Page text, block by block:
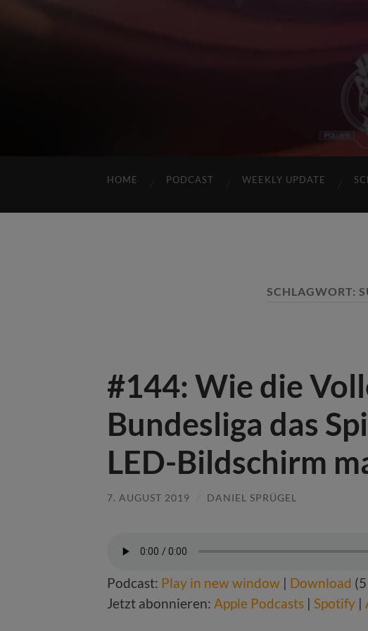
HOME PODCAST WEEKLY UPDATE
SCHLAGWORT:
#144: Wie die
Bundesliga das
LED-Bildschirm
7. AUGUST 2019 DANIEL SPRÜGEL
Podcast: Play in new window | Download
Jetzt abonnieren: Apple Podcasts | Spotify |